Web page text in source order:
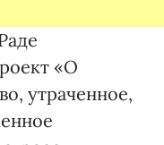
«О
утраченное,